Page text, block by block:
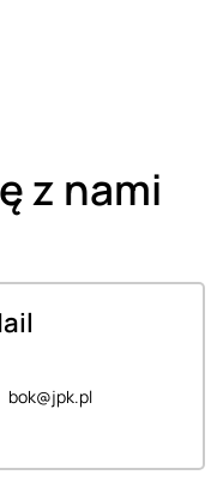
z nami
bok@jpk.pl